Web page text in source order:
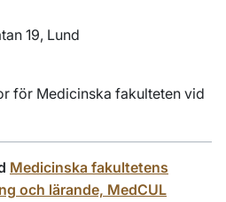
19, Lund
för Medicinska fakulteten vid
Medicinska fakultetens
och lärande, MedCUL